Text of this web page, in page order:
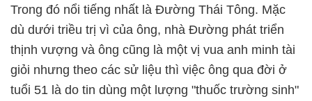
Trong đó nổi tiếng nhất là Đường Thái Tông. Mặc
dù dưới triều trị vì của ông, nhà Đường phát triển
thịnh vượng và ông cũng là một vị vua anh minh tài
giỏi nhưng theo các sử liệu thì việc ông qua đời ở
tuổi 51 là do tin dùng một lượng "thuốc trường sinh"